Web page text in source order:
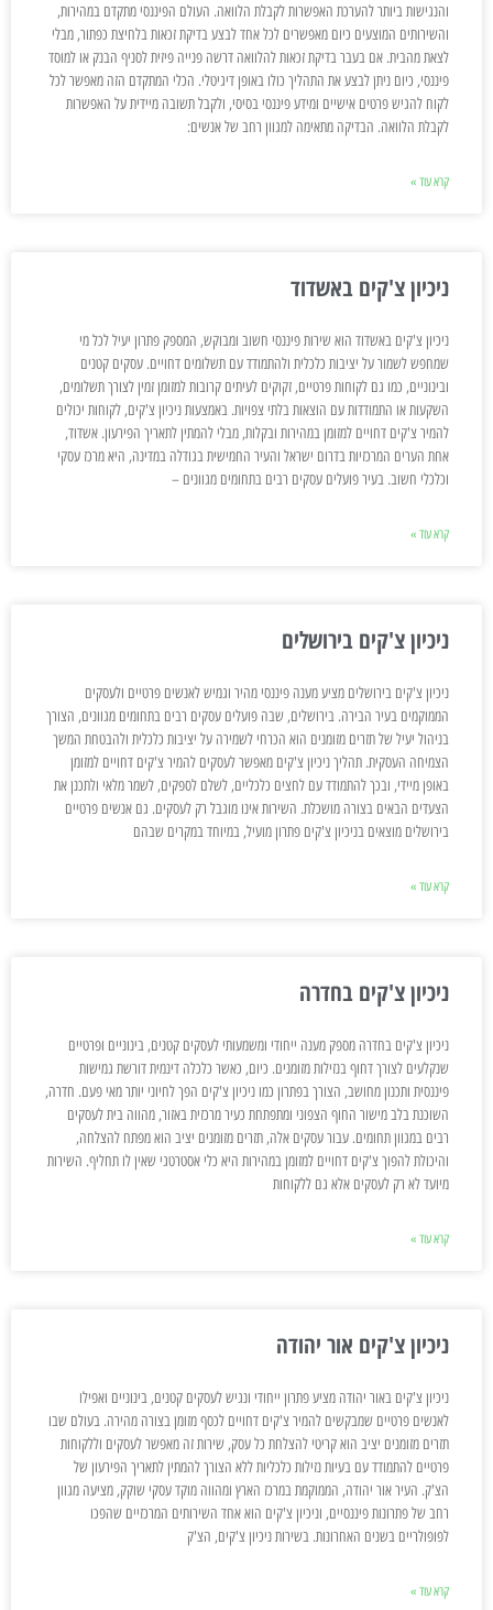
והנגישות ביותר להערכת האפשרות לקבלת הלוואה. העולם הפיננסי מתקדם במהירות,
והשירותים המוצעים כיום מאפשרים לכל אחד לבצע בדיקת זכאות בלחיצת כפתור, מבלי
לצאת מהבית. אם בעבר בדיקת זכאות להלוואה דרשה פנייה פיזית לסניף הבנק או למוסד
פיננסי, כיום ניתן לבצע את התהליך כולו באופן דיגיטלי. הכלי המתקדם הזה מאפשר לכל
לקוח להגיש פרטים אישיים ומידע פיננסי בסיסי, ולקבל תשובה מיידית על האפשרות
לקבלת הלוואה. הבדיקה מתאימה למגוון רחב של אנשים:
קרא עוד »
ניכיון צ'קים באשדוד
ניכיון צ'קים באשדוד הוא שירות פיננסי חשוב ומבוקש, המספק פתרון יעיל לכל מי
שמחפש לשמור על יציבות כלכלית ולהתמודד עם תשלומים דחויים. עסקים קטנים
ובינוניים, כמו גם לקוחות פרטיים, זקוקים לעיתים קרובות למזומן זמין לצורך תשלומים,
השקעות או התמודדות עם הוצאות בלתי צפויות. באמצעות ניכיון צ'קים, לקוחות יכולים
להמיר צ'קים דחויים למזומן במהירות ובקלות, מבלי להמתין לתאריך הפירעון. אשדוד,
אחת הערים המרכזיות בדרום ישראל והעיר החמישית בגודלה במדינה, היא מרכז עסקי
וכלכלי חשוב. בעיר פועלים עסקים רבים בתחומים מגוונים –
קרא עוד »
ניכיון צ'קים בירושלים
ניכיון צ'קים בירושלים מציע מענה פיננסי מהיר וגמיש לאנשים פרטיים ולעסקים
הממוקמים בעיר הבירה. בירושלים, שבה פועלים עסקים רבים בתחומים מגוונים, הצורך
בניהול יעיל של תזרים מזומנים הוא הכרחי לשמירה על יציבות כלכלית ולהבטחת המשך
הצמיחה העסקית. תהליך ניכיון צ'קים מאפשר לעסקים להמיר צ'קים דחויים למזומן
באופן מיידי, ובכך להתמודד עם לחצים כלכליים, לשלם לספקים, לשמר מלאי ולתכנן את
הצעדים הבאים בצורה מושכלת. השירות אינו מוגבל רק לעסקים. גם אנשים פרטיים
בירושלים מוצאים בניכיון צ'קים פתרון מועיל, במיוחד במקרים שבהם
קרא עוד »
ניכיון צ'קים בחדרה
ניכיון צ'קים בחדרה מספק מענה ייחודי ומשמעותי לעסקים קטנים, בינוניים ופרטיים
שנקלעים לצורך דחוף בנזילות מזומנים. כיום, כאשר כלכלה דינמית דורשת גמישות
פיננסית ותכנון מחושב, הצורך בפתרון כמו ניכיון צ'קים הפך לחיוני יותר מאי פעם. חדרה,
השוכנת בלב מישור החוף הצפוני ומתפתחת כעיר מרכזית באזור, מהווה בית לעסקים
רבים במגוון תחומים. עבור עסקים אלה, תזרים מזומנים יציב הוא מפתח להצלחה,
והיכולת להפוך צ'קים דחויים למזומן במהירות היא כלי אסטרטגי שאין לו תחליף. השירות
מיועד לא רק לעסקים אלא גם ללקוחות
קרא עוד »
ניכיון צ'קים אור יהודה
ניכיון צ'קים באור יהודה מציע פתרון ייחודי ונגיש לעסקים קטנים, בינוניים ואפילו
לאנשים פרטיים שמבקשים להמיר צ'קים דחויים לכסף מזומן בצורה מהירה. בעולם שבו
תזרים מזומנים יציב הוא קריטי להצלחת כל עסק, שירות זה מאפשר לעסקים וללקוחות
פרטיים להתמודד עם בעיות נזילות כלכליות ללא הצורך להמתין לתאריך הפירעון של
הצ'ק. העיר אור יהודה, הממוקמת במרכז הארץ ומהווה מוקד עסקי שוקק, מציעה מגוון
רחב של פתרונות פיננסיים, וניכיון צ'קים הוא אחד השירותים המרכזיים שהפכו
לפופולריים בשנים האחרונות. בשירות ניכיון צ'קים, הצ'ק
קרא עוד »